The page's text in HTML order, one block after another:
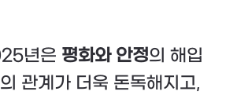
년은 평화와 안정의 해입
관계가 더욱 돈독해지고,